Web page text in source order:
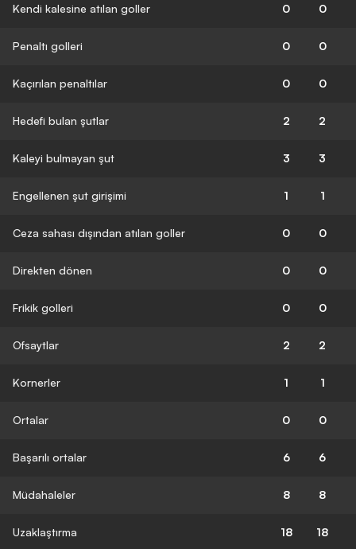
Kendi kalesine atılan goller 0 0
Penaltı golleri 0 0
Kaçırılan penaltılar 0 0
Hedefi bulan şutlar 2 2
Kaleyi bulmayan şut 3 3
Engellenen şut girişimi 1 1
Ceza sahası dışından atılan goller 0 0
Direkten dönen 0 0
Frikik golleri 0 0
Ofsaytlar 2 2
Kornerler 1 1
Ortalar 0 0
Başarılı ortalar 6 6
Müdahaleler 8 8
Uzaklaştırma 18 18